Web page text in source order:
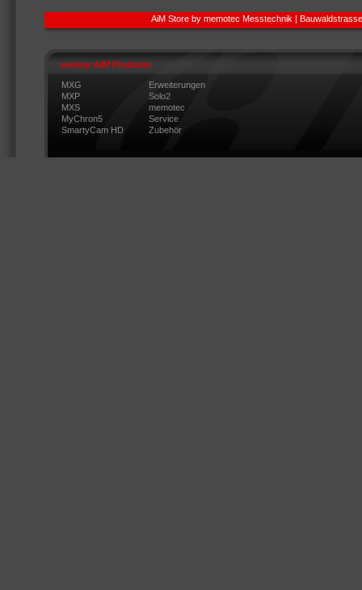
AiM Store by memotec Messtechnik |
weitere AIM Produkte
MXG
Erweiterungen
MXP
Solo2
MXS
memotec
MyChron5
Service
SmartyCam HD
Zubehör